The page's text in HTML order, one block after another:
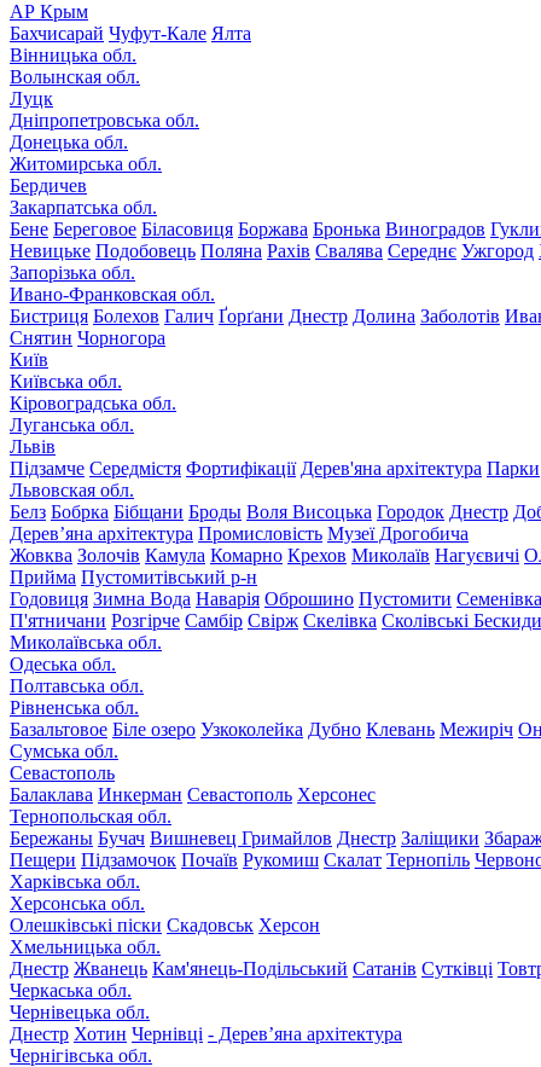
АР Крым
Бахчисарай Чуфут-Кале Ялта
Вінницька обл.
Волынская обл.
Луцк
Дніпропетровська обл.
Донецька обл.
Житомирська обл.
Бердичев
Закарпатська обл.
Бене Береговое Біласовиця Боржава Бронька Виноградов
Невицьке Подобовець Поляна Рахів Свалява Середнє Ужгород
Запорізька обл.
Ивано-Франковская обл.
Бистриця Болехов Галич Ґорґани Днестр Долина Заболотів
Снятин Чорногора
Київ
Київська обл.
Кіровоградська обл.
Луганська обл.
Львів
Підзамче Середмістя Фортифікації Дерев'яна архітектура Парки
Львовская обл.
Белз Бобрка Бібщани Броды Воля Висоцька Городок Днестр
Дерев’яна архітектура Промисловість Музеї Дрогобича
Жовква Золочів Камула Комарно Крехов Миколаїв Нагуєвичі
Прийма Пустомитівський р-н
Годовиця Зимна Вода Наварія Оброшино Пустомити Семенівка
П'ятничани Розгірче Самбір Свірж Скелівка Сколівські Бескиди
Миколаївська обл.
Одеська обл.
Полтавська обл.
Рівненська обл.
Базальтовое Біле озеро Узкоколейка Дубно Клевань Межиріч
Сумська обл.
Севастополь
Балаклава Инкерман Севастополь Херсонес
Тернопольская обл.
Бережаны Бучач Вишневец Гримайлов Днестр Заліщики
Пещери Підзамочок Почаїв Рукомиш Скалат Тернопіль
Харківська обл.
Херсонська обл.
Олешківські піски Скадовськ Херсон
Хмельницька обл.
Днестр Жванець Кам'янець-Подільський Сатанів Сутківці
Черкаська обл.
Чернівецька обл.
Днестр Хотин Чернівці - Дерев’яна архітектура
Чернігівська обл.